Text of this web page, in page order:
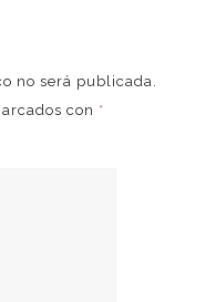
no será publicada.
con *